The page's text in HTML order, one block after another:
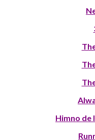
Himno de